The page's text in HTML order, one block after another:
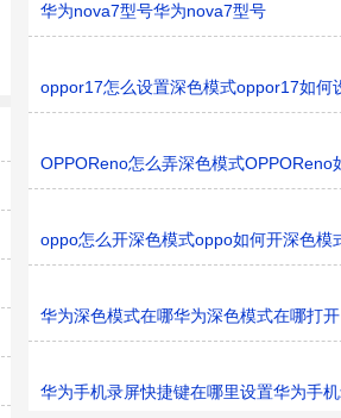
华为nova7型号华为nova7型号
oppor17怎么设置深色模式oppor17如何
OPPOReno怎么弄深色模式OPPOReno
oppo怎么开深色模式oppo如何开深色模
华为深色模式在哪华为深色模式在哪打开
华为手机录屏快捷键在哪里设置华为手